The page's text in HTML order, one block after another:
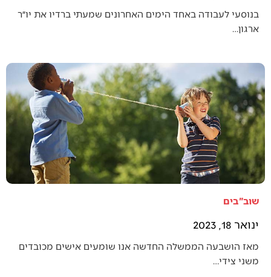
בנוסעי לעבודה באחד הימים האחרונים שמעתי ברדיו את יו״ר
ארגון…
שוב"בים
ינואר 18, 2023
מאז הושבעה הממשלה החדשה אנו שומעים אישים מכובדים
משני צידי…